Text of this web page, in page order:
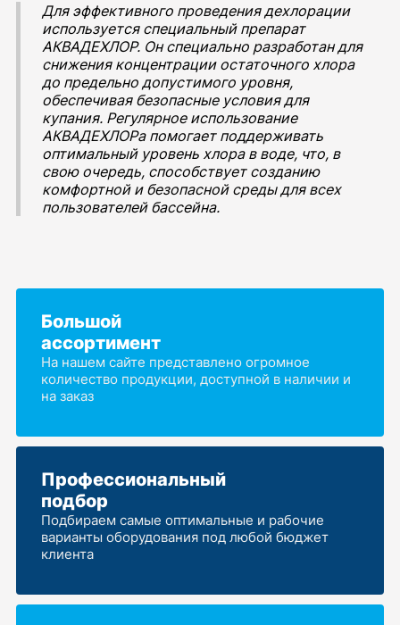
Для эффективного проведения дехлорации
используется специальный препарат
АКВАДЕХЛОР. Он специально разработан для
снижения концентрации остаточного хлора
до предельно допустимого уровня,
обеспечивая безопасные условия для
купания. Регулярное использование
АКВАДЕХЛОРа помогает поддерживать
оптимальный уровень хлора в воде, что, в
свою очередь, способствует созданию
комфортной и безопасной среды для всех
пользователей бассейна.
Большой
ассортимент
На нашем сайте представлено огромное
количество продукции, доступной в наличии и
на заказ
Профессиональный
подбор
Подбираем самые оптимальные и рабочие
варианты оборудования под любой бюджет
клиента